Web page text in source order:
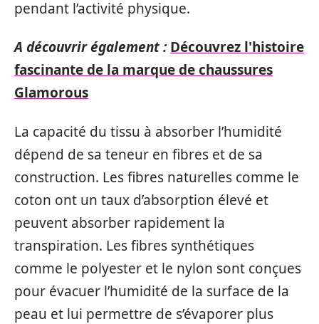
pendant l’activité physique.
A découvrir également : Découvrez l'histoire
fascinante de la marque de chaussures
Glamorous
La capacité du tissu à absorber l’humidité
dépend de sa teneur en fibres et de sa
construction. Les fibres naturelles comme le
coton ont un taux d’absorption élevé et
peuvent absorber rapidement la
transpiration. Les fibres synthétiques
comme le polyester et le nylon sont conçues
pour évacuer l’humidité de la surface de la
peau et lui permettre de s’évaporer plus